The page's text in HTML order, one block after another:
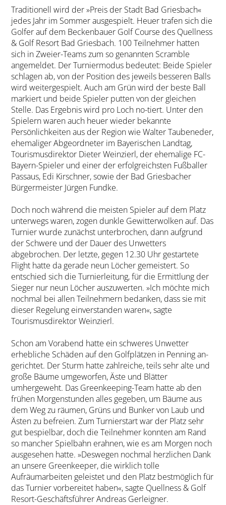
Traditionell wird der »Preis der Stadt Bad Griesbach«
jedes Jahr im Sommer ausgespielt. Heuer trafen sich die
Golfer auf dem Beckenbauer Golf Course des Quellness
& Golf Resort Bad Griesbach. 100 Teilnehmer hatten
sich in Zweier-Teams zum so genannten Scramble
angemeldet. Der Turniermodus bedeutet: Beide Spieler
schlagen ab, von der Position des jeweils besseren Balls
wird weitergespielt. Auch am Grün wird der beste Ball
markiert und beide Spieler putten von der gleichen
Stelle. Das Ergebnis wird pro Loch no-tiert. Unter den
Spielern waren auch heuer wieder bekannte
Persönlichkeiten aus der Region wie Walter Taubeneder,
ehemaliger Abgeordneter im Bayerischen Landtag,
Tourismusdirektor Dieter Weinzierl, der ehemalige FC-
Bayern-Spieler und einer der erfolgreichsten Fußballer
Passaus, Edi Kirschner, sowie der Bad Griesbacher
Bürgermeister Jürgen Fundke.
Doch noch während die meisten Spieler auf dem Platz
unterwegs waren, zogen dunkle Gewitterwolken auf. Das
Turnier wurde zunächst unterbrochen, dann aufgrund
der Schwere und der Dauer des Unwetters
abgebrochen. Der letzte, gegen 12.30 Uhr gestartete
Flight hatte da gerade neun Löcher gemeistert. So
entschied sich die Turnierleitung, für die Ermittlung der
Sieger nur neun Löcher auszuwerten. »Ich möchte mich
nochmal bei allen Teilnehmern bedanken, dass sie mit
dieser Regelung einverstanden waren«, sagte
Tourismusdirektor Weinzierl.
Schon am Vorabend hatte ein schweres Unwetter
erhebliche Schäden auf den Golfplätzen in Penning an-
gerichtet. Der Sturm hatte zahlreiche, teils sehr alte und
große Bäume umgeworfen, Äste und Blätter
umhergeweht. Das Greenkeeping-Team hatte ab den
frühen Morgenstunden alles gegeben, um Bäume aus
dem Weg zu räumen, Grüns und Bunker von Laub und
Ästen zu befreien. Zum Turnierstart war der Platz sehr
gut bespielbar, doch die Teilnehmer konnten am Rand
so mancher Spielbahn erahnen, wie es am Morgen noch
ausgesehen hatte. »Deswegen nochmal herzlichen Dank
an unsere Greenkeeper, die wirklich tolle
Aufräumarbeiten geleistet und den Platz bestmöglich für
das Turnier vorbereitet haben«, sagte Quellness & Golf
Resort-Geschäftsführer Andreas Gerleigner.